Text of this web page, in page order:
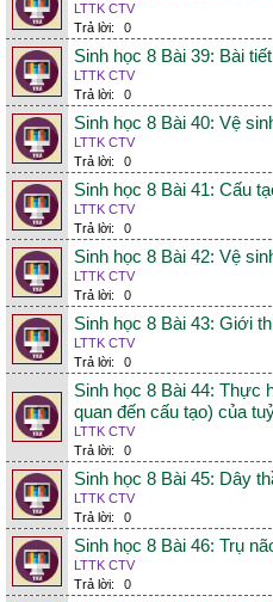
LTTK CTV
Trả lời:
0
Sinh học 8 Bài 39: Bài
LTTK CTV
Trả lời:
0
Sinh học 8 Bài 40: Vệ
LTTK CTV
Trả lời:
0
Sinh học 8 Bài 41: Cấu
LTTK CTV
Trả lời:
0
Sinh học 8 Bài 42: Vệ
LTTK CTV
Trả lời:
0
Sinh học 8 Bài 43: Giới
LTTK CTV
Trả lời:
0
Sinh học 8 Bài 44: Thực
quan đến cấu tạo) của
LTTK CTV
Trả lời:
0
Sinh học 8 Bài 45: Dây
LTTK CTV
Trả lời:
0
Sinh học 8 Bài 46: Trụ
LTTK CTV
Trả lời:
0